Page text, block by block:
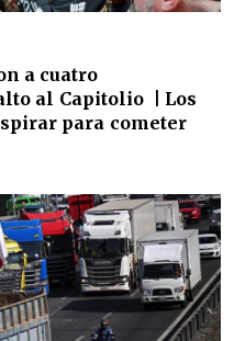
a cuatro
al Capitolio | Los
para cometer